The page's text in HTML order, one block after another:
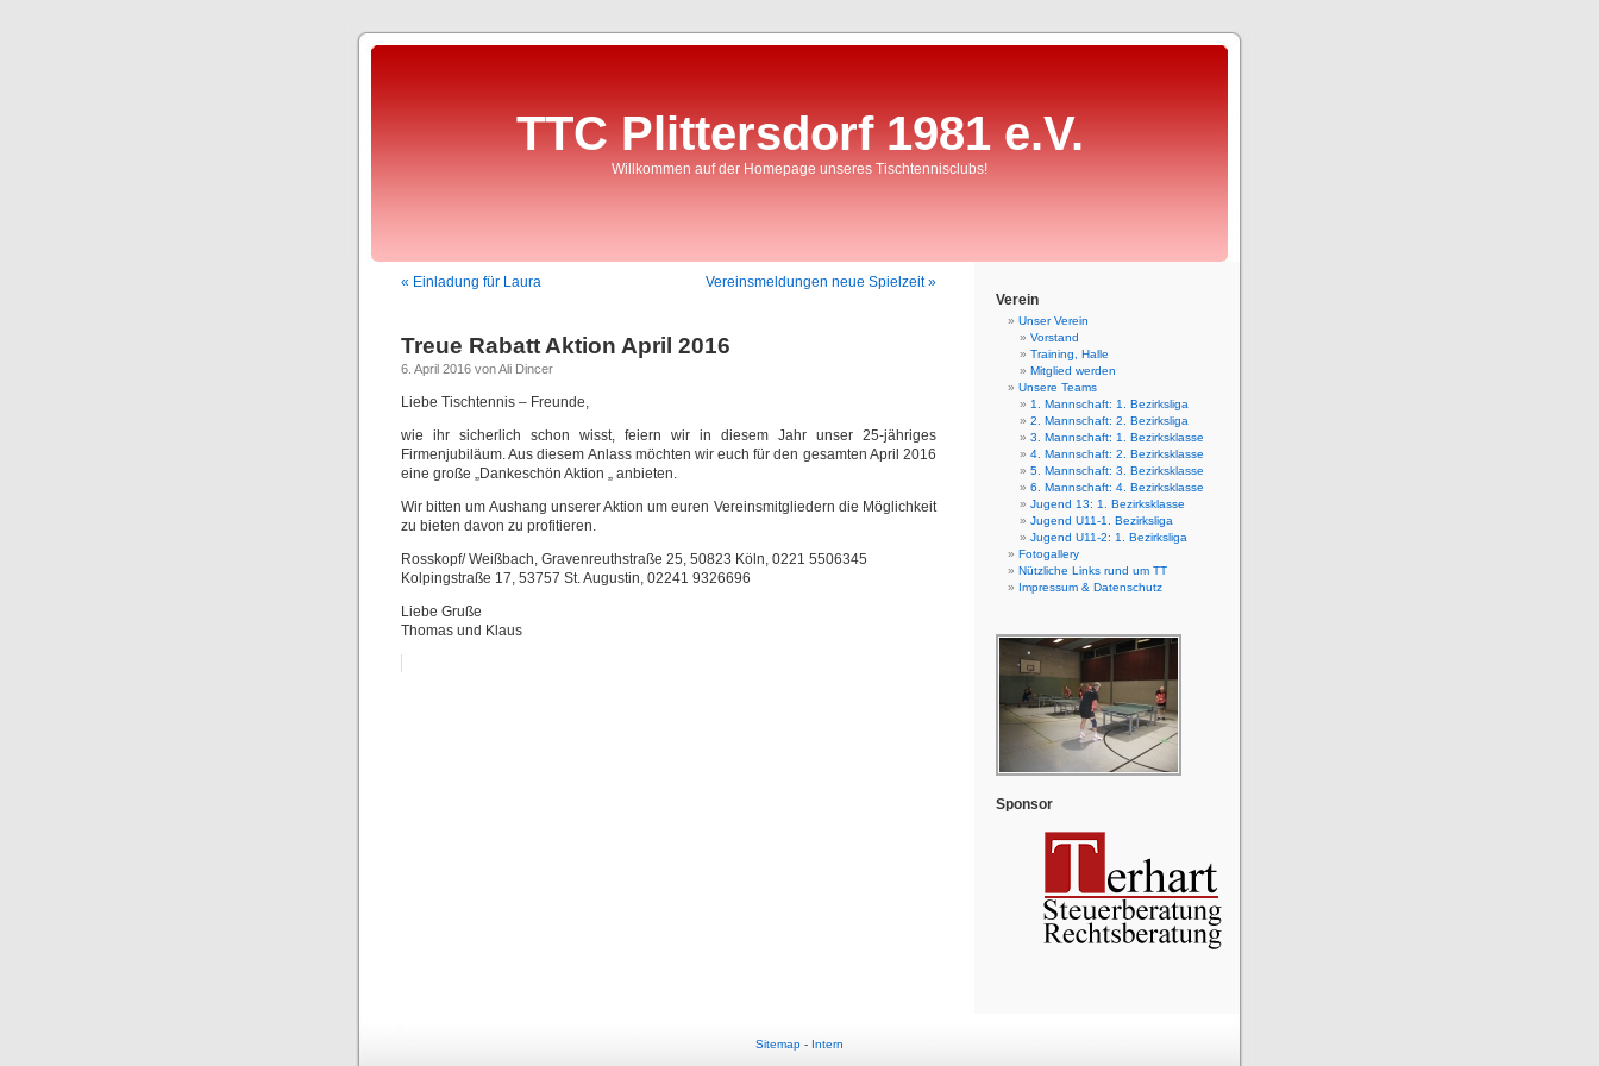
TTC Plittersdorf 1981 e.V.
Willkommen auf der Homepage unseres Tischtennisclubs!
« Einladung für Laura Vereinsmeldungen neue Spielzeit »
Treue Rabatt Aktion April 2016
6. April 2016 von Ali Dincer
Liebe Tischtennis – Freunde,
wie ihr sicherlich schon wisst, feiern wir in diesem Jahr unser 25-jähriges
Firmenjubiläum. Aus diesem Anlass möchten wir euch für den gesamten April 2016
eine große „Dankeschön Aktion „ anbieten.
Wir bitten um Aushang unserer Aktion um euren Vereinsmitgliedern die Möglichkeit
zu bieten davon zu profitieren.
Rosskopf/ Weißbach, Gravenreuthstraße 25, 50823 Köln, 0221 5506345
Kolpingstraße 17, 53757 St. Augustin, 02241 9326696
Liebe Gruße
Thomas und Klaus
Verein
Unser Verein
Vorstand
Training, Halle
Mitglied werden
Unsere Teams
1. Mannschaft: 1. Bezirksliga
2. Mannschaft: 2. Bezirksliga
3. Mannschaft: 1. Bezirksklasse
4. Mannschaft: 2. Bezirksklasse
5. Mannschaft: 3. Bezirksklasse
6. Mannschaft: 4. Bezirksklasse
Jugend 13: 1. Bezirksklasse
Jugend U11-1. Bezirksliga
Jugend U11-2: 1. Bezirksliga
Fotogallery
Nützliche Links rund um TT
Impressum & Datenschutz
Sponsor
Sitemap - Intern